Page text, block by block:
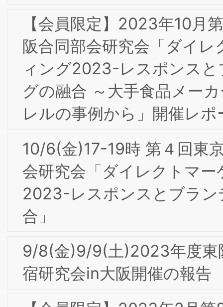
ォーラム開催レポート
【会員限定】2021年9月 第5回東阪合同
専門部会研究会「請負=OEM vs. 直販=
社ブランド：木村石鹸におけるEC時代
デザイン経営」
【会員限定】2021年7月 第4回東阪合同
専門部会研究会「世界最大規模の行動パ
ターンデータアグリゲータ“SQREEM”の
テクノロジー」
【会員限定】2021年6月 第3回東京・大
阪合同専門部会委員会「観光ブランドと
しての山梨ー山梨のワイン産業と歩んだ
30年間を振り返ってー」公益社団法人
まなし観光推進機構 仲田 道弘氏
【会員限定】2021年5月 第2回東京・大
阪合同専門部会委員会「コミュニケーシ